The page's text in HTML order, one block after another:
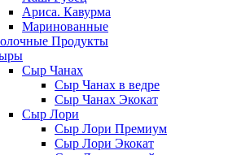
Ариса. Кавурма
Маринованные
Продукты
Сыр Чанах
Сыр Чанах в ведре
Сыр Чанах Экокат
Сыр Лори
Сыр Лори Премиум
Сыр Лори Экокат